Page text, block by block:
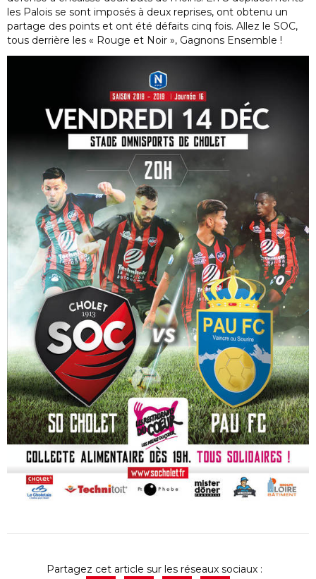
les Palois se sont imposés à deux reprises, ont obtenu un
partage des points et ont été défaits cinq fois. Allez le SOC,
tous derrière les « Rouge et Noir », Gagnons Ensemble !